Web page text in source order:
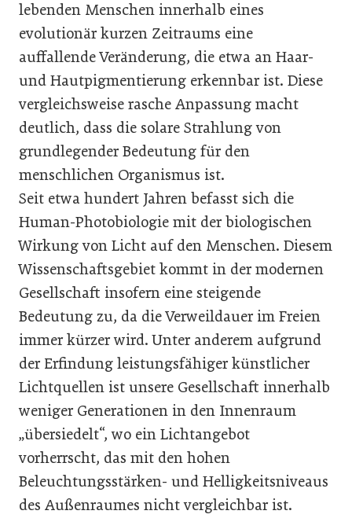
lebenden Menschen innerhalb eines
evolutionär kurzen Zeitraums eine
auffallende Veränderung, die etwa an Haar-
und Hautpigmentierung erkennbar ist. Diese
vergleichsweise rasche Anpassung macht
deutlich, dass die solare Strahlung von
grundlegender Bedeutung für den
menschlichen Organismus ist.
Seit etwa hundert Jahren befasst sich die
Human-Photobiologie mit der biologischen
Wirkung von Licht auf den Menschen. Diesem
Wissenschaftsgebiet kommt in der modernen
Gesellschaft insofern eine steigende
Bedeutung zu, da die Verweildauer im Freien
immer kürzer wird. Unter anderem aufgrund
der Erfindung leistungsfähiger künstlicher
Lichtquellen ist unsere Gesellschaft innerhalb
weniger Generationen in den Innenraum
„übersiedelt“, wo ein Lichtangebot
vorherrscht, das mit den hohen
Beleuchtungsstärken- und Helligkeitsniveaus
des Außenraumes nicht vergleichbar ist.